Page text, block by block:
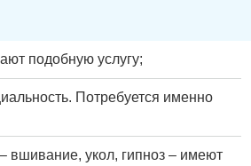
подобную услугу;
Потребуется именно
вшивание, укол, гипноз – имеют